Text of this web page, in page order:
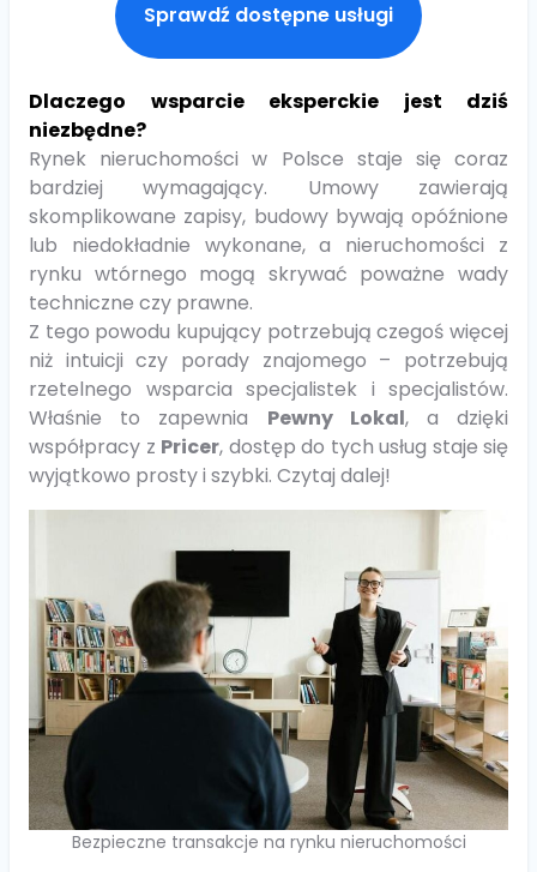
Sprawdź dostępne usługi
Dlaczego wsparcie eksperckie jest dziś
niezbędne?
Rynek nieruchomości w Polsce staje się coraz
bardziej wymagający. Umowy zawierają
skomplikowane zapisy, budowy bywają opóźnione
lub niedokładnie wykonane, a nieruchomości z
rynku wtórnego mogą skrywać poważne wady
techniczne czy prawne.
Z tego powodu kupujący potrzebują czegoś więcej
niż intuicji czy porady znajomego – potrzebują
rzetelnego wsparcia specjalistek i specjalistów.
Właśnie to zapewnia Pewny Lokal, a dzięki
współpracy z Pricer, dostęp do tych usług staje się
wyjątkowo prosty i szybki. Czytaj dalej!
Bezpieczne transakcje na rynku nieruchomości